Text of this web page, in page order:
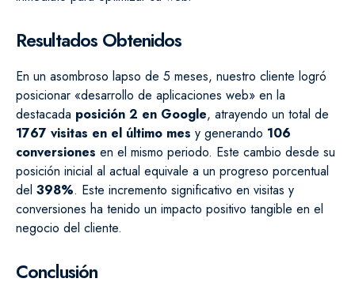
Resultados Obtenidos
En un asombroso lapso de 5 meses, nuestro cliente logró
posicionar «desarrollo de aplicaciones web» en la
destacada posición 2 en Google, atrayendo un total de
1767 visitas en el último mes y generando 106
conversiones en el mismo periodo. Este cambio desde su
posición inicial al actual equivale a un progreso porcentual
del 398%. Este incremento significativo en visitas y
conversiones ha tenido un impacto positivo tangible en el
negocio del cliente.
Conclusión